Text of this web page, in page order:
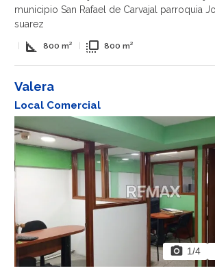
municipio San Rafael de Carvajal parroquia
suarez
square_foot 800 m² flip_to_front 800 m²
Valera
Local Comercial
photo_camera 1/4